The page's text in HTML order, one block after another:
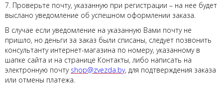
7. Проверьте почту, указанную при регистрации – на нее будет
выслано уведомление об успешном оформлении заказа.
В случае если уведомление на указанную Вами почту не
пришло, но деньги за заказ были списаны, следует позвонить
консультанту интернет-магазина по номеру, указанному в
шапке сайта и на странице Контакты, либо написать на
электронную почту shop@zvezda.by, для подтверждения заказа
или отмены платежа.